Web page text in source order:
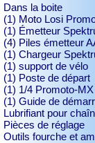
Dans la boite
(1) Moto Losi
(1) Émetteur
(4) Piles émetteur
(1) Chargeur
(1) support de vélo
(1) Poste de départ
(1) 1/4 Promoto-
(1) Guide de
Lubrifiant pour
Pièces de réglage
Outils fourche et